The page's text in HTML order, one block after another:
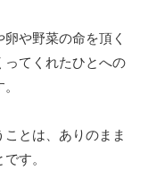
や野菜の命を頂く
ってくれたひとへの
とは、ありのまま
す。